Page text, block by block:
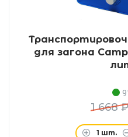
для загона
1 668
1 шт.